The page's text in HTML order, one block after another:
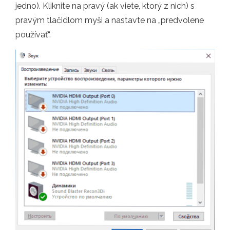
jedno). Kliknite na pravý (ak viete, ktorý z nich) s
pravým tlačidlom myši a nastavte na „predvolene
používať“.